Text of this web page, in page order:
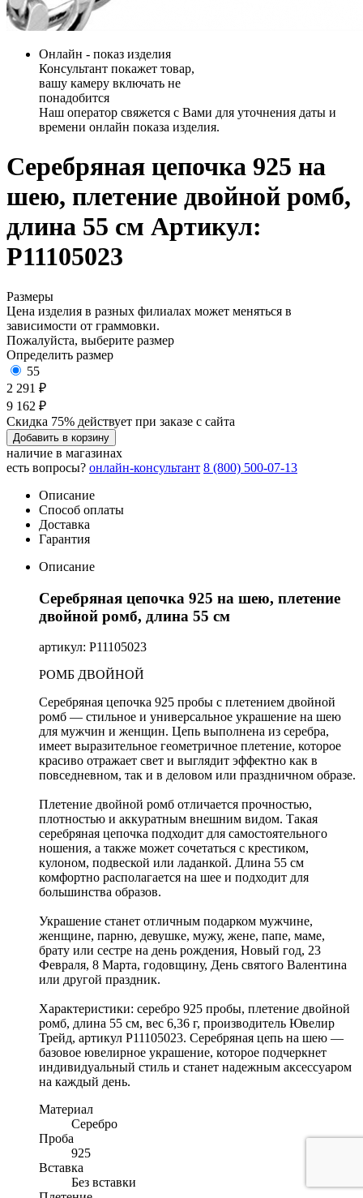
Онлайн - показ изделия
Консультант покажет товар,
вашу камеру включать не
понадобится
Наш оператор свяжется с Вами для уточнения даты и
времени онлайн показа изделия.
Серебряная цепочка 925 на
шею, плетение двойной ромб,
длина 55 см Артикул:
Р11105023
Размеры
Цена изделия в разных филиалах может меняться в
зависимости от граммовки.
Пожалуйста, выберите размер
Определить размер
55
2 291 ₽
9 162 ₽
Скидка 75% действует при заказе с сайта
Добавить в корзину
наличие в магазинах
есть вопросы? онлайн-консультант 8 (800) 500-07-13
Описание
Способ оплаты
Доставка
Гарантия
Описание
Серебряная цепочка 925 на шею, плетение
двойной ромб, длина 55 см
артикул: Р11105023
РОМБ ДВОЙНОЙ
Серебряная цепочка 925 пробы с плетением двойной
ромб — стильное и универсальное украшение на шею
для мужчин и женщин. Цепь выполнена из серебра,
имеет выразительное геометричное плетение, которое
красиво отражает свет и выглядит эффектно как в
повседневном, так и в деловом или праздничном образе.
Плетение двойной ромб отличается прочностью,
плотностью и аккуратным внешним видом. Такая
серебряная цепочка подходит для самостоятельного
ношения, а также может сочетаться с крестиком,
кулоном, подвеской или ладанкой. Длина 55 см
комфортно располагается на шее и подходит для
большинства образов.
Украшение станет отличным подарком мужчине,
женщине, парню, девушке, мужу, жене, папе, маме,
брату или сестре на день рождения, Новый год, 23
Февраля, 8 Марта, годовщину, День святого Валентина
или другой праздник.
Характеристики: серебро 925 пробы, плетение двойной
ромб, длина 55 см, вес 6,36 г, производитель Ювелир
Трейд, артикул Р11105023. Серебряная цепь на шею —
базовое ювелирное украшение, которое подчеркнет
индивидуальный стиль и станет надежным аксессуаром
на каждый день.
Материал
Серебро
Проба
925
Вставка
Без вставки